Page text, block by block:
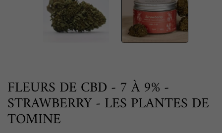
FLEURS DE CBD - 7 À 9% -
STRAWBERRY - LES PLANTES DE
TOMINE